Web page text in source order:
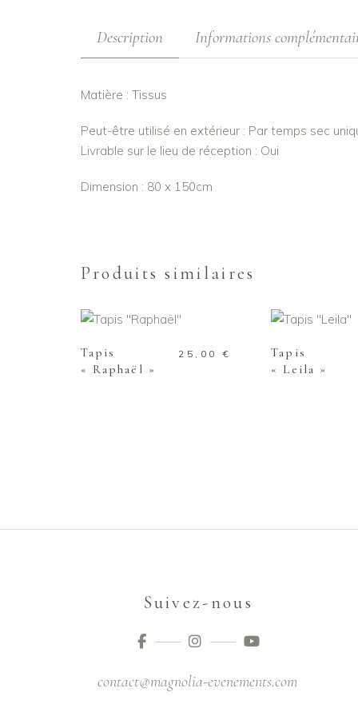
Description Informations
Matière : Tissus
Peut-être utilisé en extérieur : Par temps sec
Livrable sur le lieu de réception : Oui
Dimension : 80 x 150cm
Produits similaires
AJOUTER AU PANIER
Tapis
« Raphaël »
25,00 €
AJOUTER
Tapis
« Leila »
Suivez-nous
contact@magnolia-evenements.com